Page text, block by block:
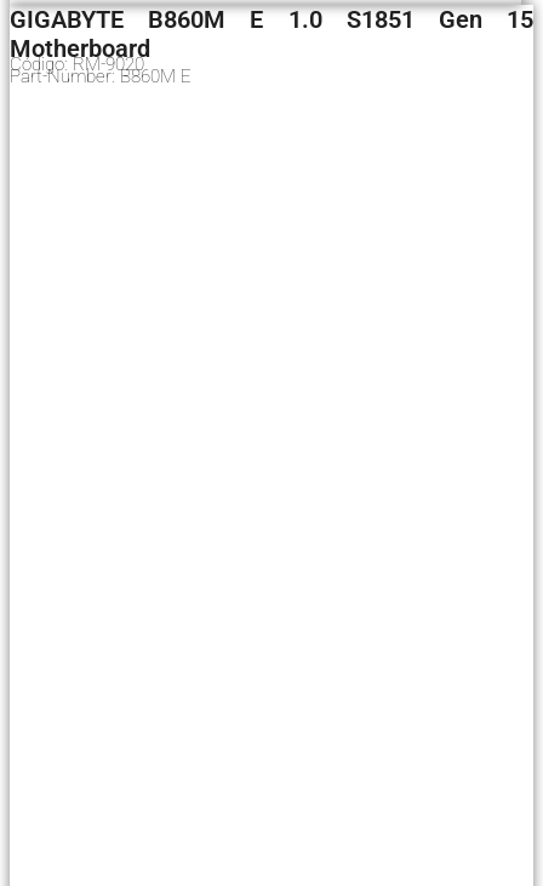
GIGABYTE B860M E 1.0 S1851 Gen 15
Motherboard
Código: RM-9020
Part-Number: B860M E